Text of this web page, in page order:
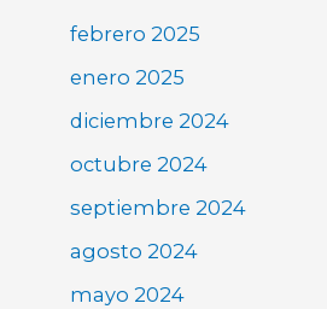
febrero 2025
enero 2025
diciembre 2024
octubre 2024
septiembre 2024
agosto 2024
mayo 2024